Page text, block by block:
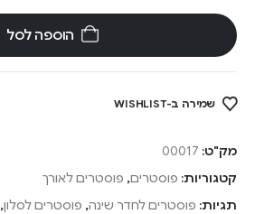
הוספה לסל
שמירה ב-WISHLIST
מק"ט: 00017
קטגוריות: פוסטרים, פוסטרים לאורך
תגיות: פוסטרים לחדר שינה, פוסטרים לסלון,